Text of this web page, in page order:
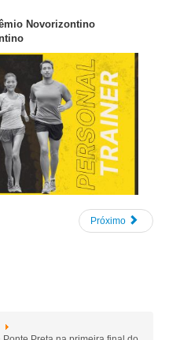
Novorizontino
Próximo